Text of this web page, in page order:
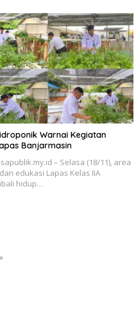
Warnai Kegiatan
Banjarmasin
– Selasa (18/11), area
edukasi Lapas Kelas IIA
hidup…